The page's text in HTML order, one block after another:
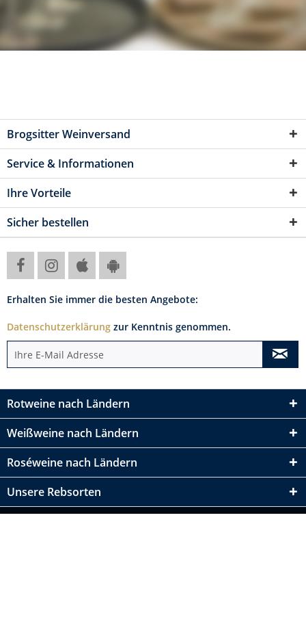
Brogsitter Weinversand
Service & Informationen
Ihre Vorteile
Sicher bestellen
Erhalten Sie immer die besten Angebote:
Datenschutzerklärung zur Kenntnis genommen.
Rotweine nach Ländern
Weißweine nach Ländern
Roséweine nach Ländern
Unsere Rebsorten